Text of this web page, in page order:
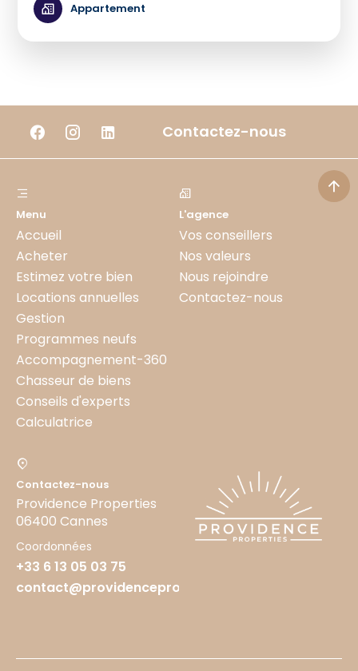
Appartement
Contactez-nous
Menu
Accueil
Acheter
Estimez votre bien
Locations annuelles
Gestion
Programmes neufs
Accompagnement-360
Chasseur de biens
Conseils d'experts
Calculatrice
L'agence
Vos conseillers
Nos valeurs
Nous rejoindre
Contactez-nous
Contactez-nous
Providence Properties
06400 Cannes
Coordonnées
+33 6 13 05 03 75
contact@providenceproperties.fr